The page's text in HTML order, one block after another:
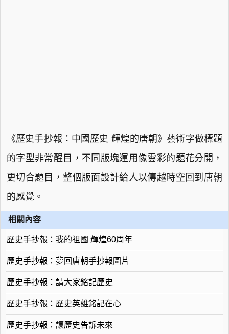
《歷史手抄報：中國歷史 輝煌的唐朝》藝術字做標題
的字型非常醒目，不同版塊運用像雲彩的題花分開，
更切合題目，整個版面設計給人以傳越時空回到唐朝
的感覺。
相關內容
歷史手抄報：我的祖國 輝煌60周年
歷史手抄報：夢回唐朝手抄報圖片
歷史手抄報：請大家銘記歷史
歷史手抄報：歷史英雄銘記在心
歷史手抄報：讓歷史告訴未來